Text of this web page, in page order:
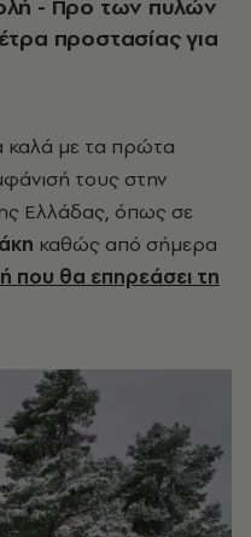
- Προ των πυλών
προστασίας για
καλά με τα πρώτα
τους στην
Ελλάδας, όπως σε
καθώς από σήμερα
που θα επηρεάσει τη